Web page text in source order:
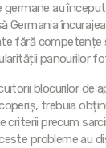
au
Germania
fără competențe
panourilor
blocurilor de
trebuia
criterii precum
probleme au